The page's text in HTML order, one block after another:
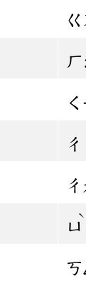
ㄍ
ㄏ
ㄔ
ㄔ
ㄩ
ˋ
ㄎ